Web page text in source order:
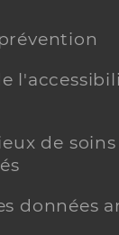
de
données